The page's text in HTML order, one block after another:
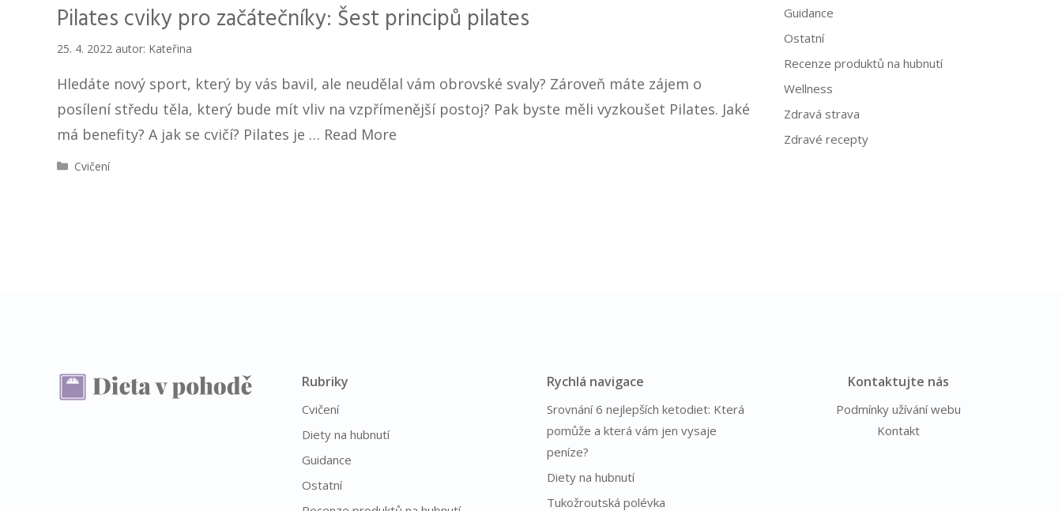
Pilates cviky pro začátečníky: Šest principů pilates
25. 4. 2022 autor: Kateřina
Hledáte nový sport, který by vás bavil, ale neudělal vám obrovské svaly? Zároveň máte zájem o
posílení středu těla, který bude mít vliv na vzpřímenější postoj? Pak byste měli vyzkoušet Pilates. Jaké
má benefity? A jak se cvičí? Pilates je … Read More
R
Cvičení
Guidance
Ostatní
Recenze produktů na hubnutí
Wellness
Zdravá strava
Zdravé recepty
Rubriky
Cvičení
Diety na hubnutí
Guidance
Ostatní
Rychlá navigace
Srovnání 6 nejlepších ketodiet: Která
pomůže a která vám jen vysaje
peníze?
Diety na hubnutí
Tukožroutská polévka
Kontaktujte nás
Podmínky užívání webu
Kontakt